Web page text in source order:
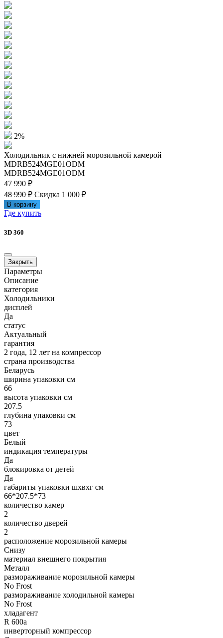
2%
Холодильник с нижней морозильной камерой
MDRB524MGE01ODM
MDRB524MGE01ODM
47 990 ₽
48 990 ₽ Скидка 1 000 ₽
В корзину
Где купить
3D 360
Закрыть
Параметры
Описание
категория
Холодильники
дисплей
Да
статус
Актуальный
гарантия
2 года, 12 лет на компрессор
страна производства
Беларусь
ширина упаковки см
66
высота упаковки см
207.5
глубина упаковки см
73
цвет
Белый
индикация температуры
Да
блокировка от детей
Да
габариты упаковки шxвxг см
66*207.5*73
количество камер
2
количество дверей
2
расположение морозильной камеры
Снизу
материал внешнего покрытия
Металл
размораживание морозильной камеры
No Frost
размораживание холодильной камеры
No Frost
хладагент
R 600a
инверторный компрессор